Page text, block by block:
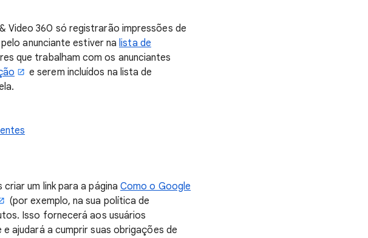
Video 360 só registrarão impressões de
anunciante estiver nalista de
que trabalham com os anunciantes
e serem incluídos na lista de
um link para a páginaComo o Google
(por exemplo, na sua política de
Isso fornecerá aos usuários
ajudará a cumprir suas obrigações de